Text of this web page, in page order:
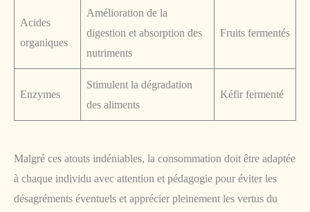
Acides
organiques
Amélioration de la
digestion et absorption des
nutriments
Fruits fermentés
Enzymes
Stimulent la dégradation
des aliments
Kéfir fermenté
Malgré ces atouts indéniables, la consommation doit être adaptée
à chaque individu avec attention et pédagogie pour éviter les
désagréments éventuels et apprécier pleinement les vertus du